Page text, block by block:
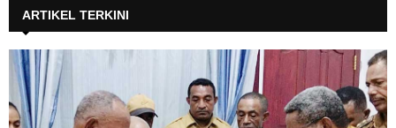
ARTIKEL TERKINI